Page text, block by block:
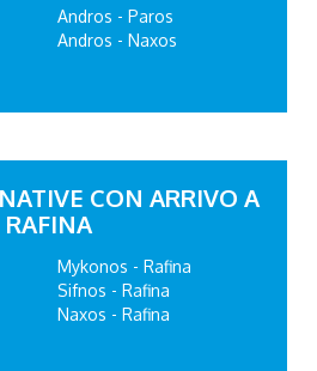
Andros - Paros
Andros - Naxos
CON ARRIVO A
RAFINA
Mykonos - Rafina
Sifnos - Rafina
Naxos - Rafina